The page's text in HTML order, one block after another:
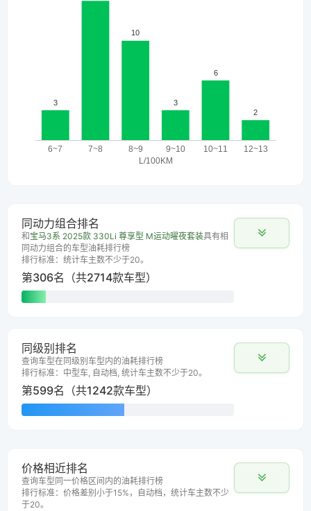
同动力组合排名
和 宝马3系 2025款 330Li 尊享型 M运动曜夜套装具有相
同动力组合的车型油耗排行榜
排行标准：统计车主数不少于20。
第306名（共2714款车型）
同级别排名
查询车型在同级别车型内的油耗排行榜
排行标准：中型车, 自动档, 统计车主数不少于20。
第599名（共1242款车型）
价格相近排名
查询车型同一价格区间内的油耗排行榜
排行标准：价格差别小于15%，自动档，统计车主数不少
于20。